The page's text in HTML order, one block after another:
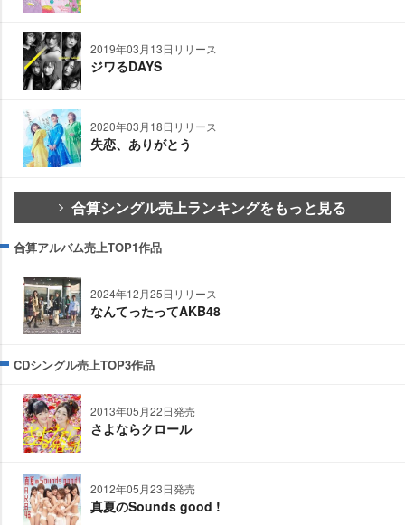
2019年03月13日リリース
ジワるDAYS
2020年03月18日リリース
失恋、ありがとう
合算シングル売上ランキングをもっと見る
合算アルバム売上TOP1作品
2024年12月25日リリース
なんてったってAKB48
CDシングル売上TOP3作品
2013年05月22日発売
さよならクロール
2012年05月23日発売
真夏のSounds good !